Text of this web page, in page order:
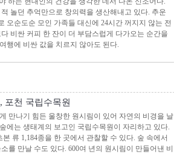
놀던 추억만으로 창의력을 생산해내고 있다. 추운
오순도순 모인 가족들 대신에 24시간 꺼지지 않는 전
비싼 커피 한 잔이 더 부담스럽게 다가오는 순간을
행에 비싼 값을 치르지 않아도 된다.
포천 국립수목원
만나기 힘든 울창한 원시림이 있어 자연의 비경을 날
에는 생태계의 보고인 국립수목원이 자리하고 있다.
류 1,184종을 한 곳에서 관찰할 수 있다. 숲 속에서
를 만날 수도 있다. 600여 년의 원시림이 만들어낸 비